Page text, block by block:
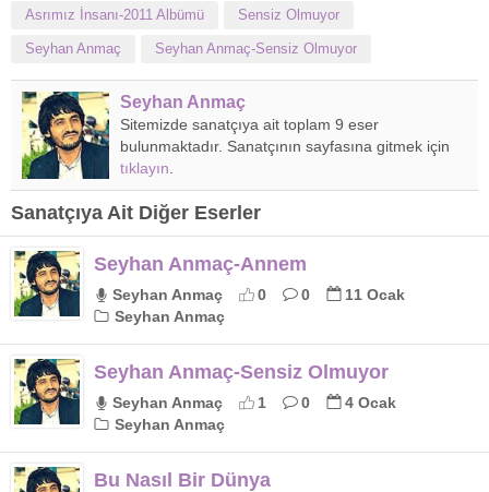
Asrımız İnsanı-2011 Albümü Sensiz Olmuyor
Seyhan Anmaç Seyhan Anmaç-Sensiz Olmuyor
Seyhan Anmaç
Sitemizde sanatçıya ait toplam 9 eser
bulunmaktadır. Sanatçının sayfasına gitmek için
tıklayın
Sanatçıya Ait Diğer Eserler
Seyhan Anmaç-Annem
Seyhan Anmaç 0 0
11 Ocak
Seyhan Anmaç
Seyhan Anmaç-Sensiz Olmuyor
Seyhan Anmaç 1 0
4 Ocak
Seyhan Anmaç
Bu Nasıl Bir Dünya